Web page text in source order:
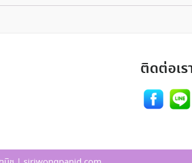
ติดต่อเร